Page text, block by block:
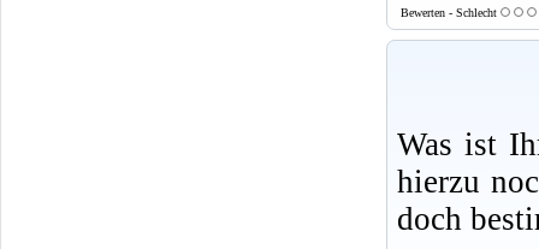
Bewerten - Schlecht
Was ist
hierzu
doch